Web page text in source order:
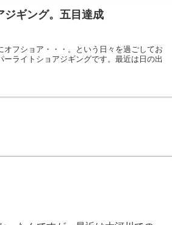
ジギング。五目達成
フショア・・・。という日々を過ごしてお
ライトショアジギングです。最近は日の出